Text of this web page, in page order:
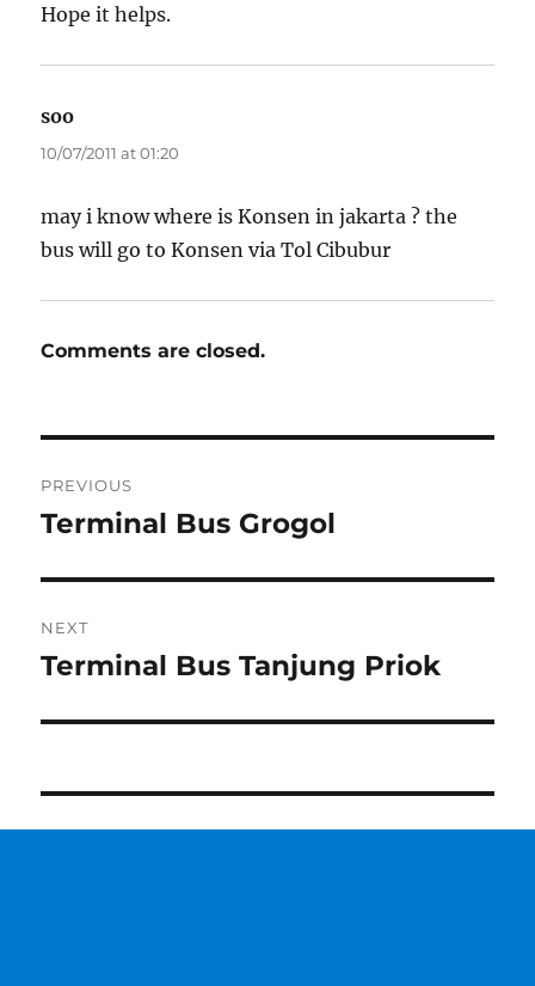
Hope it helps.
soo
10/07/2011 at 01:20
may i know where is Konsen in jakarta ? the
bus will go to Konsen via Tol Cibubur
Comments are closed.
navigation
PREVIOUS
Previous
Terminal Bus Grogol
NEXT
Next
Terminal Bus Tanjung Priok